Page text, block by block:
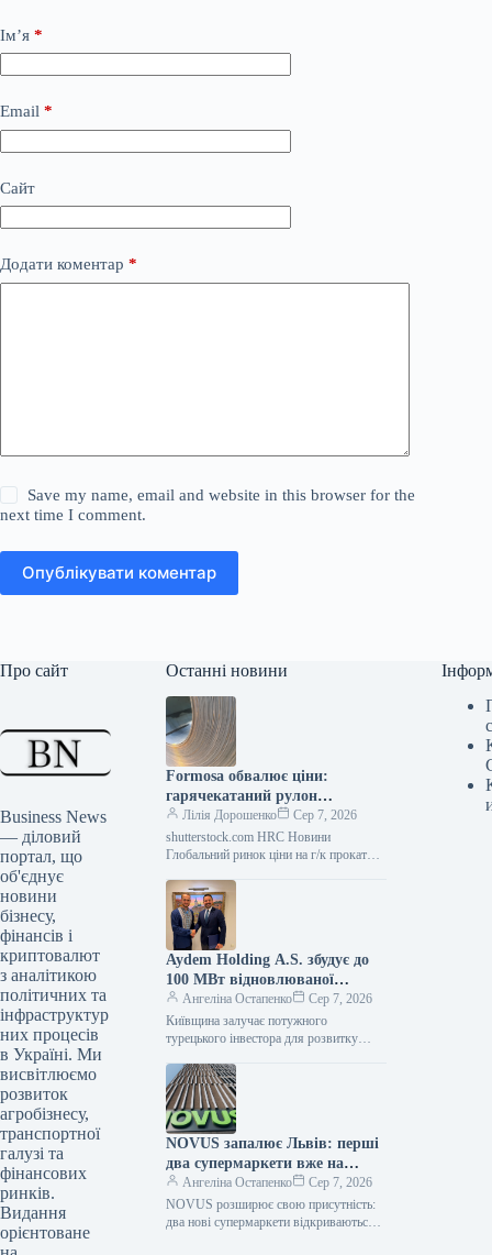
Ім’я *
Email *
Сайт
Додати коментар *
Save my name, email and website in this browser for the
next time I comment.
Опублікувати коментар
Про сайт
Business News
— діловий
портал, що
об'єднує
новини
бізнесу,
фінансів і
криптовалют
з аналітикою
політичних та
інфраструктур
них процесів
в Україні. Ми
висвітлюємо
розвиток
агробізнесу,
транспортної
галузі та
фінансових
ринків.
Видання
орієнтоване
Останні новини
Formosa обвалює ціни:
гарячекатаний рулон
дешевшає до вересневого
продажу
Лілія Дорошенко
Сер 7, 2026
shutterstock.com HRC Новини
Глобальний ринок ціни на г/к прокат
Formosa коригує ціни на гарячекатаний
прокат…
Aydem Holding A.S. збудує до
100 МВт відновлюваної
енергетики на Київщині
Ангеліна Остапенко
Сер 7, 2026
Київщина залучає потужного
турецького інвестора для розвитку
регіонального розвитку Київської
області уклала меморандум про
партнерство з
NOVUS запалює Львів: перші
два супермаркети вже на
порозі!
Ангеліна Остапенко
Сер 7, 2026
NOVUS розширює свою присутність:
два нові супермаркети відкриваються у